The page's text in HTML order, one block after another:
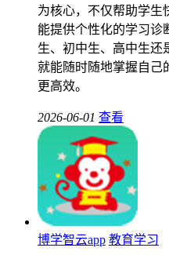
为核心，不仅帮助学生
能提供个性化的学习诊
生、初中生、高中生还
就能随时随地掌握自己
更高效。
2026-06-01 查看
博学智云app 教育学习